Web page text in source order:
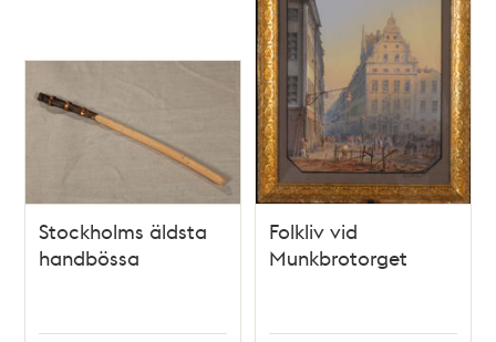
Stockholms äldsta
handbössa
Folkliv vid
Munkbrotorget